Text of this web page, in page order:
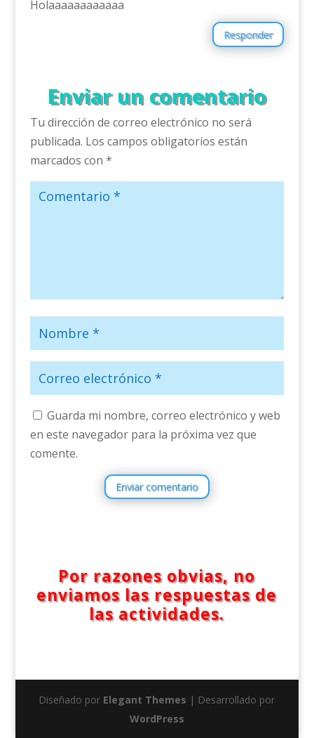
Holaaaaaaaaaaaa
Responder
Enviar un comentario
Tu dirección de correo electrónico no será
publicada. Los campos obligatorios están
marcados con *
Guarda mi nombre, correo electrónico y web
en este navegador para la próxima vez que
comente.
Enviar comentario
Por razones obvias, no
enviamos las respuestas de
las actividades.
Diseñado por Elegant Themes | Desarrollado por
WordPress